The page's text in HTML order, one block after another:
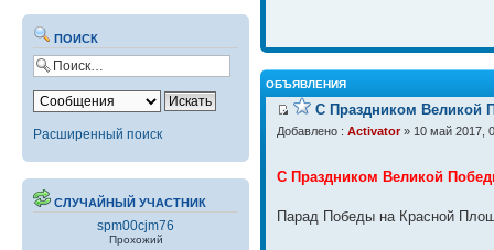
ПОИСК
Расширенный поиск
СЛУЧАЙНЫЙ УЧАСТНИК
spm00cjm76
Прохожий
ОБЪЯВЛЕНИЯ
С Праздником Великой
Добавлено : Activator» 10 май 2017,
С Праздником Великой
Парад Победы на Красной